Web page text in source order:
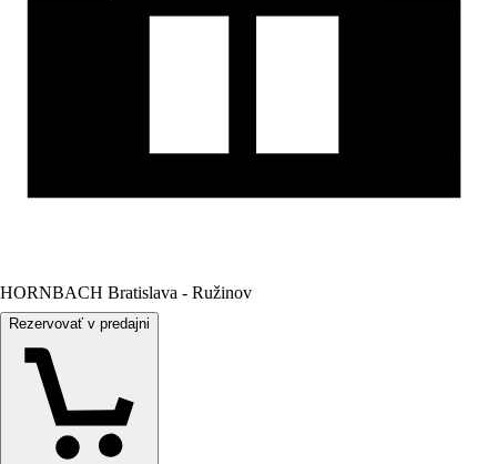
HORNBACH Bratislava - Ružinov
Rezervovať v predajni